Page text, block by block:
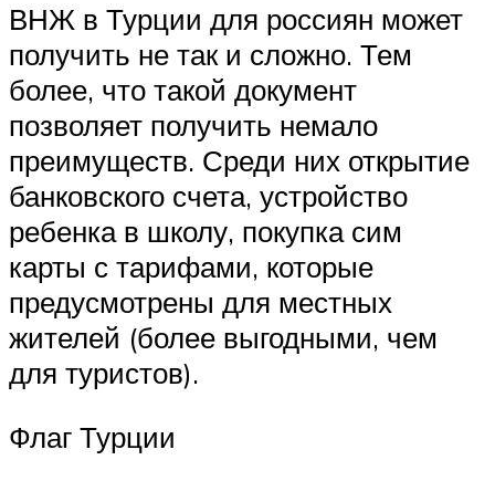
ВНЖ в Турции для россиян может
получить не так и сложно. Тем
более, что такой документ
позволяет получить немало
преимуществ. Среди них открытие
банковского счета, устройство
ребенка в школу, покупка сим
карты с тарифами, которые
предусмотрены для местных
жителей (более выгодными, чем
для туристов).
Флаг Турции